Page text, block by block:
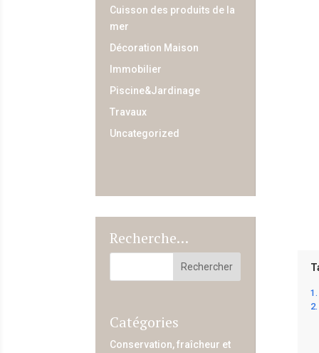
Cuisson des produits de la
mer
Décoration Maison
Immobilier
Piscine&Jardinage
Travaux
Uncategorized
Recherche…
Catégories
Conservation, fraîcheur et